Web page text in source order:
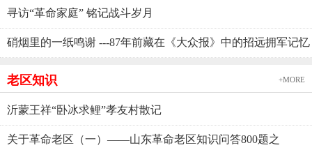
寻访“革命家庭” 铭记战斗岁月
硝烟里的一纸鸣谢 ---87年前藏在《大众报》中的招远拥军记忆
老区知识 +MORE
沂蒙王祥“卧冰求鲤”孝友村散记
关于革命老区（一）——山东革命老区知识问答800题之